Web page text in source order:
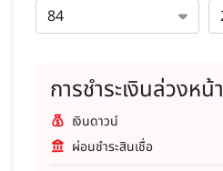
การชำระเงินล่วงหน้า
เงินดาวน์
ผ่อนชำระสินเชื่อ